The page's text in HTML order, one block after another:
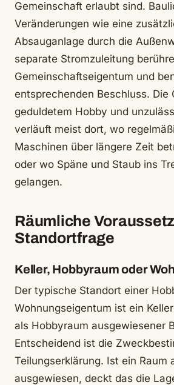
Gemeinschaft erlaubt sind.
Veränderungen wie eine
Absauganlage durch die
separate Stromzuleitung
Gemeinschaftseigentum und
entsprechenden Beschluss. Die
geduldetem Hobby und
verläuft meist dort, wo
Maschinen über längere Zeit
oder wo Späne und Staub ins
gelangen.
Räumliche
Standortfrage
Keller, Hobbyraum oder
Der typische Standort einer
Wohnungseigentum ist ein
als Hobbyraum ausgewiesener
Entscheidend ist die
Teilungserklärung. Ist ein Raum
ausgewiesen, deckt das die